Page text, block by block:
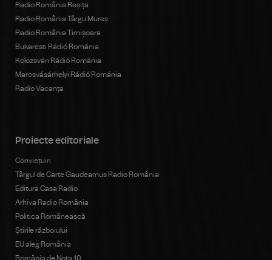
Radio România Reșița
Radio România Târgu Mureș
Radio România Timișoara
Bukaresti Rádió Románia
Kolozsvári Rádió Románia
Marosvásárhelyi Rádió Románia
Radio Vacanța
Proiecte editoriale
Conviețuiri
Târgul de Carte Gaudeamus Radio România
Editura Casa Radio
Arhiva Radio România
Politica Românească
Știrile războiului
EU aleg România
România de Nota 10